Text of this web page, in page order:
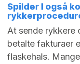
Spilder I også
At sende rykkere
betalte fakturaer
flaskehals.